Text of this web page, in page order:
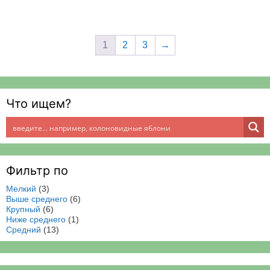
1 2 3 →
Что ищем?
Фильтр по
Мелкий (3)
Выше среднего (6)
Крупный (6)
Ниже среднего (1)
Средний (13)